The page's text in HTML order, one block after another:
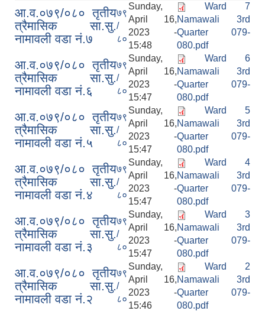
आ.व.०७९/०८० तृतीय
त्रैमासिक सा.सु.
नामावली वडा नं.७
७९
/
८०
Sunday,
April 16,
2023 -
15:48
Ward 7
Namawali 3rd
Quarter 079-
080.pdf
आ.व.०७९/०८० तृतीय
त्रैमासिक सा.सु.
नामावली वडा नं.६
७९
/
८०
Sunday,
April 16,
2023 -
15:47
Ward 6
Namawali 3rd
Quarter 079-
080.pdf
आ.व.०७९/०८० तृतीय
त्रैमासिक सा.सु.
नामावली वडा नं.५
७९
/
८०
Sunday,
April 16,
2023 -
15:47
Ward 5
Namawali 3rd
Quarter 079-
080.pdf
आ.व.०७९/०८० तृतीय
त्रैमासिक सा.सु.
नामावली वडा नं.४
७९
/
८०
Sunday,
April 16,
2023 -
15:47
Ward 4
Namawali 3rd
Quarter 079-
080.pdf
आ.व.०७९/०८० तृतीय
त्रैमासिक सा.सु.
नामावली वडा नं.३
७९
/
८०
Sunday,
April 16,
2023 -
15:47
Ward 3
Namawali 3rd
Quarter 079-
080.pdf
आ.व.०७९/०८० तृतीय
त्रैमासिक सा.सु.
नामावली वडा नं.२
७९
/
८०
Sunday,
April 16,
2023 -
15:46
Ward 2
Namawali 3rd
Quarter 079-
080.pdf